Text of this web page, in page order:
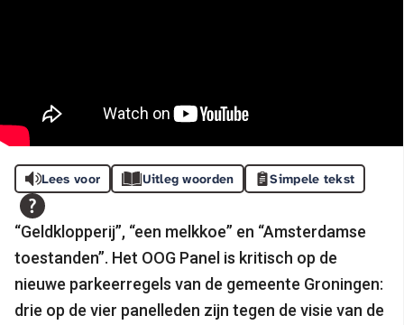
Lees voor Uitleg woorden Simpele tekst
“Geldklopperij”, “een melkkoe” en “Amsterdamse
toestanden”. Het OOG Panel is kritisch op de
nieuwe parkeerregels van de gemeente Groningen:
drie op de vier panelleden zijn tegen de visie van de